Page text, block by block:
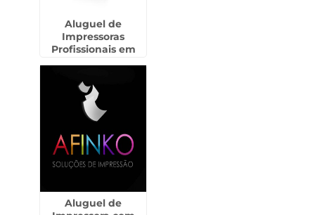
Aluguel de
Impressoras
Profissionais em
Aluguel de